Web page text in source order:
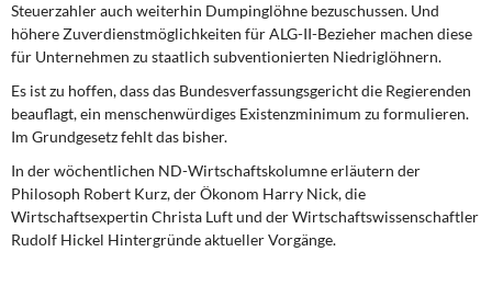
Steuerzahler auch weiterhin Dumpinglöhne bezuschussen. Und
höhere Zuverdienstmöglichkeiten für ALG-II-Bezieher machen diese
für Unternehmen zu staatlich subventionierten Niedriglöhnern.
Es ist zu hoffen, dass das Bundesverfassungsgericht die Regierenden
beauflagt, ein menschenwürdiges Existenzminimum zu formulieren.
Im Grundgesetz fehlt das bisher.
In der wöchentlichen ND-Wirtschaftskolumne erläutern der
Philosoph Robert Kurz, der Ökonom Harry Nick, die
Wirtschaftsexpertin Christa Luft und der Wirtschaftswissenschaftler
Rudolf Hickel Hintergründe aktueller Vorgänge.